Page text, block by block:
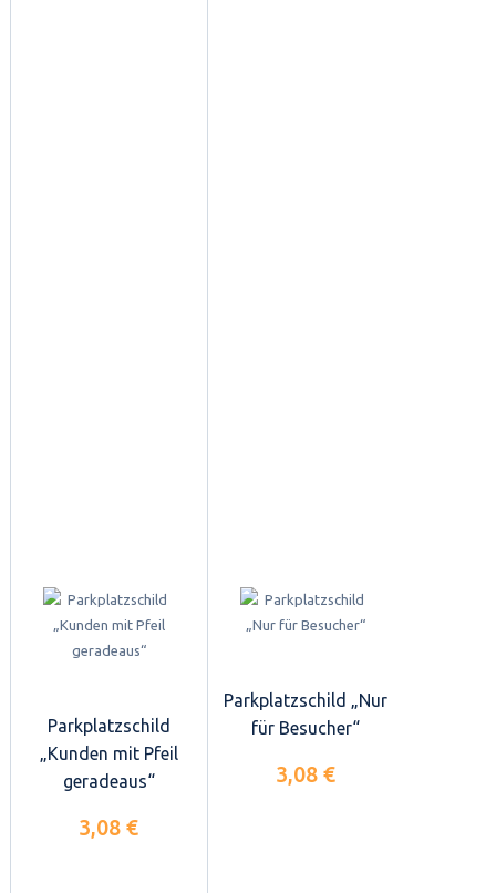
Parkplatzschild
„Kunden mit Pfeil
geradeaus“
3,08 €
Parkplatzschild „Nur
für Besucher“
3,08 €